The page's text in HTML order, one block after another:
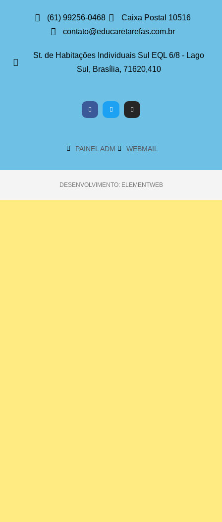
(61) 99256-0468
Caixa Postal 10516
contato@educaretarefas.com.br
St. de Habitações Individuais Sul EQL 6/8 - Lago
Sul, Brasília, 71620,410
PAINEL ADM WEBMAIL
DESENVOLVIMENTO: ELEMENTWEB